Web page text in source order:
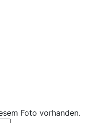
Foto vorhanden.